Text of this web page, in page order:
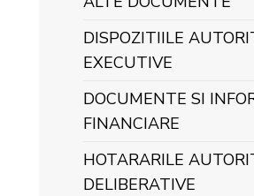
DISPOZITIILE
EXECUTIVE
DOCUMENTE SI
FINANCIARE
HOTARARILE
DELIBERATIVE